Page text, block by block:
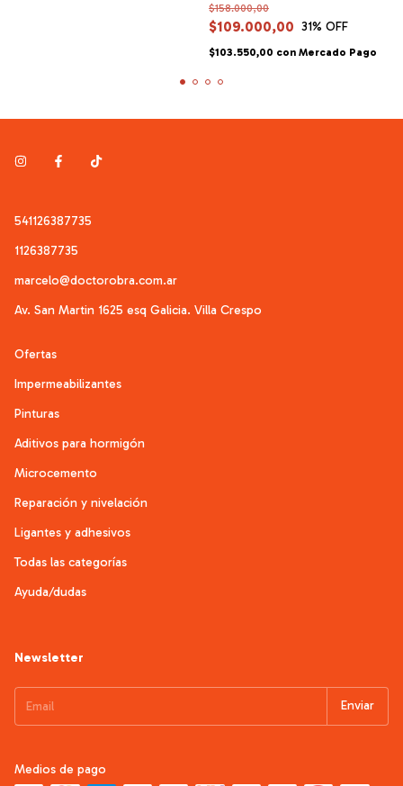
$109.000,00
$158.000,00
31% OFF
$103.550,00 con Mercado Pago
541126387735
1126387735
marcelo@doctorobra.com.ar
Av. San Martin 1625 esq Galicia. Villa Crespo
Ofertas
Impermeabilizantes
Pinturas
Aditivos para hormigón
Microcemento
Reparación y nivelación
Ligantes y adhesivos
Todas las categorías
Ayuda/dudas
Newsletter
Medios de pago